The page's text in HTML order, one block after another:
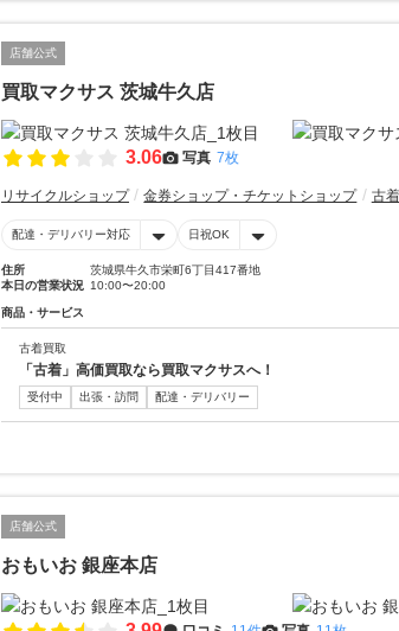
店舗公式
買取マクサス 茨城牛久店
3.06 写真 7枚
リサイクルショップ 金券ショップ・チケットショップ 古着
配達・デリバリー対応 日祝OK
住所
茨城県牛久市栄町6丁目417番地
本日の営業状況 10:00〜20:00
商品・サービス
古着買取
「古着」高価買取なら買取マクサスへ！
受付中 出張・訪問 配達・デリバリー
店舗公式
おもいお 銀座本店